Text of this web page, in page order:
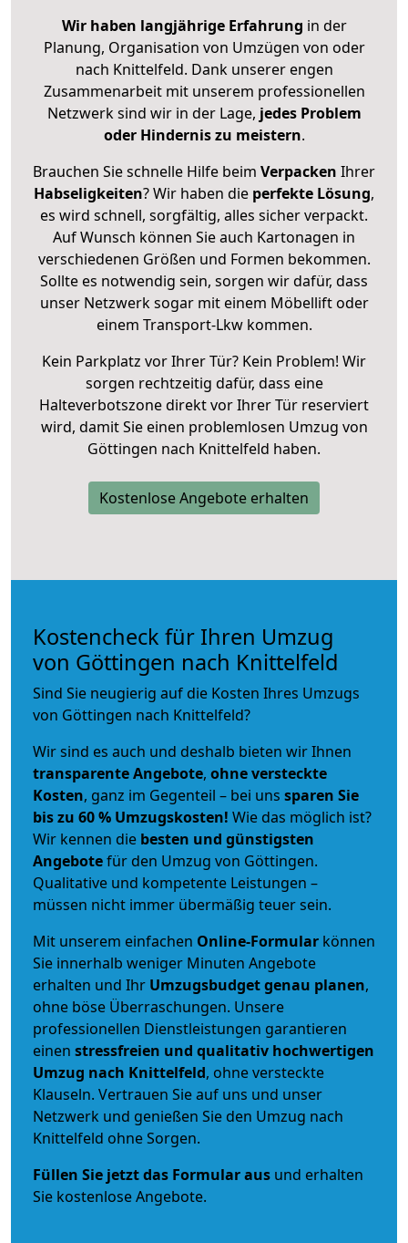
Wir haben langjährige Erfahrung in der
Planung, Organisation von Umzügen von oder
nach Knittelfeld. Dank unserer engen
Zusammenarbeit mit unserem professionellen
Netzwerk sind wir in der Lage, jedes Problem
oder Hindernis zu meistern.
Brauchen Sie schnelle Hilfe beim Verpacken Ihrer
Habseligkeiten? Wir haben die perfekte Lösung,
es wird schnell, sorgfältig, alles sicher verpackt.
Auf Wunsch können Sie auch Kartonagen in
verschiedenen Größen und Formen bekommen.
Sollte es notwendig sein, sorgen wir dafür, dass
unser Netzwerk sogar mit einem Möbellift oder
einem Transport-Lkw kommen.
Kein Parkplatz vor Ihrer Tür? Kein Problem! Wir
sorgen rechtzeitig dafür, dass eine
Halteverbotszone direkt vor Ihrer Tür reserviert
wird, damit Sie einen problemlosen Umzug von
Göttingen nach Knittelfeld haben.
Kostenlose Angebote erhalten
Kostencheck für Ihren Umzug
von Göttingen nach Knittelfeld
Sind Sie neugierig auf die Kosten Ihres Umzugs
von Göttingen nach Knittelfeld?
Wir sind es auch und deshalb bieten wir Ihnen
transparente Angebote, ohne versteckte
Kosten, ganz im Gegenteil – bei uns sparen Sie
bis zu 60 % Umzugskosten! Wie das möglich ist?
Wir kennen die besten und günstigsten
Angebotefür den Umzug von Göttingen.
Qualitative und kompetente Leistungen –
müssen nicht immer übermäßig teuer sein.
Mit unserem einfachen Online-Formular können
Sie innerhalb weniger Minuten Angebote
erhalten und Ihr Umzugsbudgetgenau planen,
ohne böse Überraschungen. Unsere
professionellen Dienstleistungen garantieren
einen stressfreien und qualitativ hochwertigen
Umzug nach Knittelfeld, ohne versteckte
Klauseln. Vertrauen Sie auf uns und unser
Netzwerk und genießen Sie den Umzug nach
Knittelfeld ohne Sorgen.
Füllen Sie jetzt das Formular aus und erhalten
Sie kostenlose Angebote.